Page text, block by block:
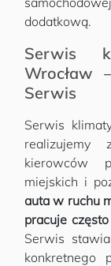
dodatkową.
Serwis
Wrocław
Serwis
Serwis
realizujemy
kierowców
miejskich i
auta w ruchu
pracuje
Serwis
konkretnego